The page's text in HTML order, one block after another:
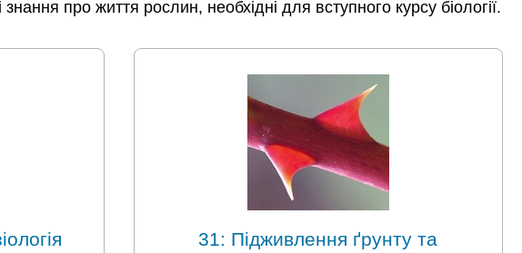
про життя рослин, необхідні для вступного курсу біології.
31: Підживлення ґрунту та